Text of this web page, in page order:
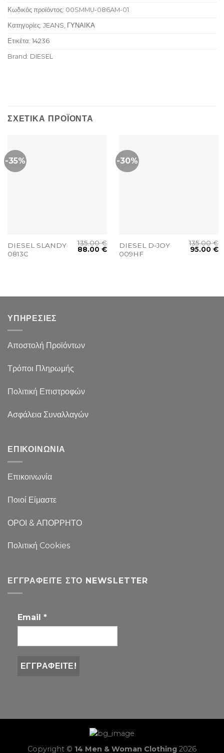
Κωδικός προϊόντος: 00SMMU-086AM-01
Κατηγορίες: JEANS, ΓΥΝΑΙΚΑ
Ετικέτα: 14236
Brand: DIESEL
ΣΧΕΤΙΚΆ ΠΡΟΪΌΝΤΑ
-35%
DIESEL SLANDY
0813C
135.00€
88.00€
-30%
DIESEL D-JOY
009HF
135.00€
95.00€
ΥΠΗΡΕΣΙΕΣ
Αποστολή Προϊόντων
Τρόποι Πληρωμής
Πολιτική Επιστροφών
Ασφάλεια Συναλλαγών
ΕΠΙΚΟΙΝΩΝΙΑ
Επικοινωνία
Ποιοί Είμαστε
ΟΡΟΙ & ΑΠΟΡΡΗΤΟ
Πολιτική Cookies
ΕΓΓΡΑΦΕΊΤΕ ΣΤΟ NEWSLETTER
Email *
Copyright © 14 Men & Woman Clothing 2026